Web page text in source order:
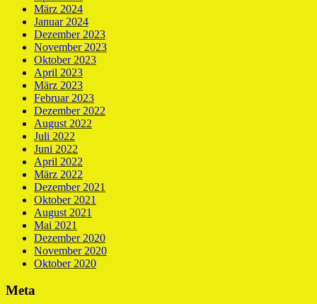
März 2024
Januar 2024
Dezember 2023
November 2023
Oktober 2023
April 2023
März 2023
Februar 2023
Dezember 2022
August 2022
Juli 2022
Juni 2022
April 2022
März 2022
Dezember 2021
Oktober 2021
August 2021
Mai 2021
Dezember 2020
November 2020
Oktober 2020
Meta